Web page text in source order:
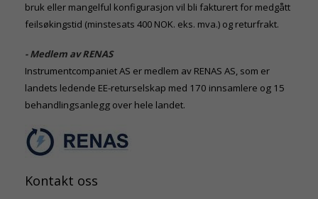
bruk eller mangelful konfigurasjon vil bli fakturert for medgått
feilsøkingstid (minstesats 400 NOK. eks. mva.) og returfrakt.
- Medlem av RENAS
Instrumentcompaniet AS er medlem av RENAS AS, som er
landets ledende EE-returselskap med 170 innsamlere og 15
behandlingsanlegg over hele landet.
Kontakt oss